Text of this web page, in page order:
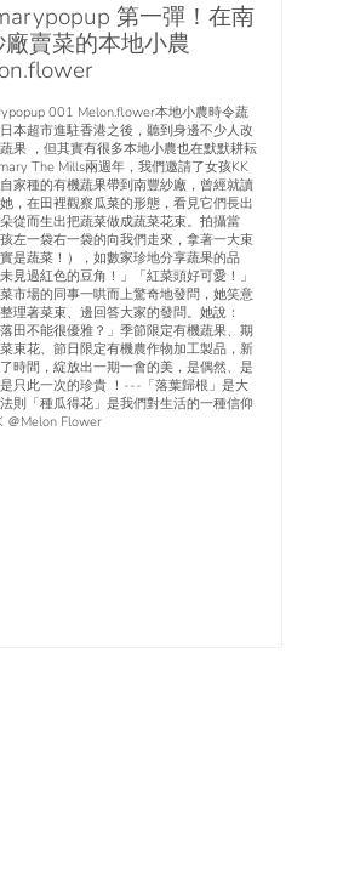
第一彈！在南
廠賣菜的本地小農
001 Melon.flower本地小農時令蔬
本超市進駐香港之後，聽到身邊不少人改
果 ，但其實有很多本地小農也在默默耕耘
The Mills兩週年，我們邀請了女孩KK
家種的有機蔬果帶到南豐紗廠，曾經就讀
，在田裡觀察瓜菜的形態，看見它們長出
從而生出把蔬菜做成蔬菜花束。拍攝當
左一袋右一袋的向我們走來，拿著一大束
是蔬菜！），如數家珍地分享蔬果的品
見過紅色的豆角！」「紅菜頭好可愛！」
市場的同事一哄而上驚奇地發問，她笑意
理著菜束、邊回答大家的發問。她說：
落田不能很優雅？」季節限定有機蔬果、期
束花、節日限定有機農作物加工製品，新
時間，綻放出一期一會的美，是偶然、是
只此一次的珍貴 ！---「落葉歸根」是大
則「種瓜得花」是我們對生活的一種信仰
Melon Flower